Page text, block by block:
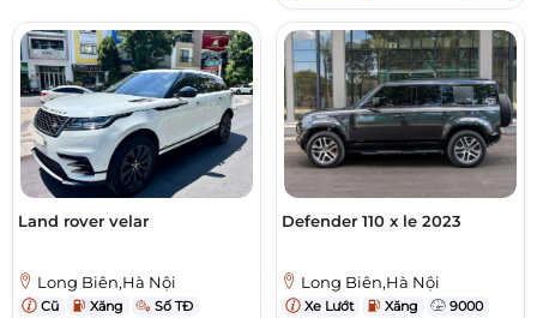
Land rover velar
Long Biên,Hà Nội
Cũ Xăng Số TĐ
Defender 110 x le 2023
Long Biên,Hà Nội
Xe Lướt Xăng
9000